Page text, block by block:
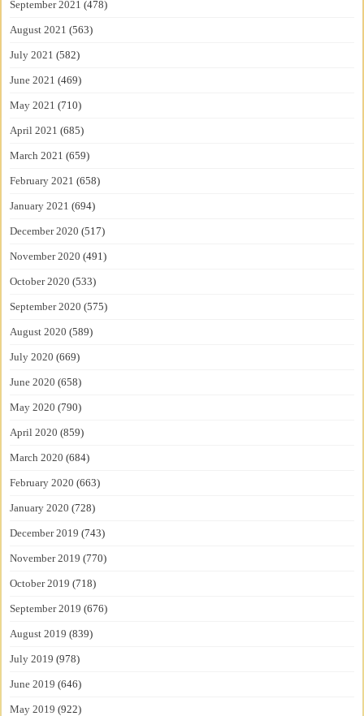
September 2021 (478)
August 2021 (563)
July 2021 (582)
June 2021 (469)
May 2021 (710)
April 2021 (685)
March 2021 (659)
February 2021 (658)
January 2021 (694)
December 2020 (517)
November 2020 (491)
October 2020 (533)
September 2020 (575)
August 2020 (589)
July 2020 (669)
June 2020 (658)
May 2020 (790)
April 2020 (859)
March 2020 (684)
February 2020 (663)
January 2020 (728)
December 2019 (743)
November 2019 (770)
October 2019 (718)
September 2019 (676)
August 2019 (839)
July 2019 (978)
June 2019 (646)
May 2019 (922)